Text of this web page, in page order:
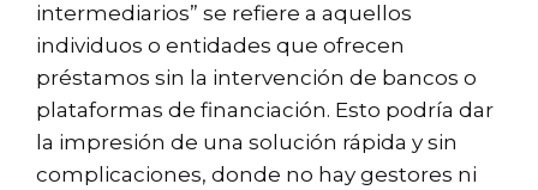
intermediarios” se refiere a aquellos
individuos o entidades que ofrecen
préstamos sin la intervención de bancos o
plataformas de financiación. Esto podría dar
la impresión de una solución rápida y sin
complicaciones, donde no hay gestores ni